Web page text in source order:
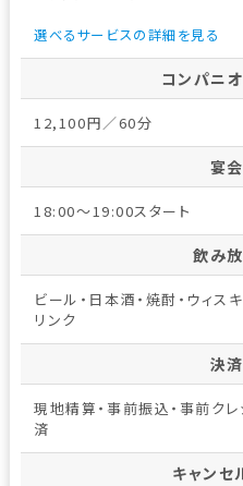
選べるサービスの詳細を見る
コンパニ
12,100円／60分
宴
18:00～19:00スタート
飲み
ビール・日本酒・焼酎・ウィス
リンク
決
現地精算・事前振込・事前ク
済
キャンセ